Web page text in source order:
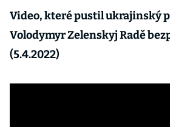
Video, které pustil ukrajinský
Volodymyr Zelenskyj Radě
(5.4.2022)